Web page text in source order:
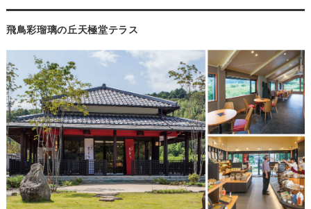
飛鳥彩瑠璃の丘天極堂テラス